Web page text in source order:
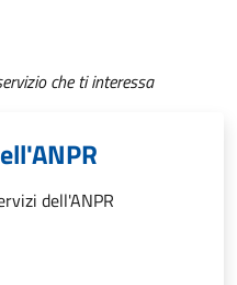
che ti interessa
dell'ANPR